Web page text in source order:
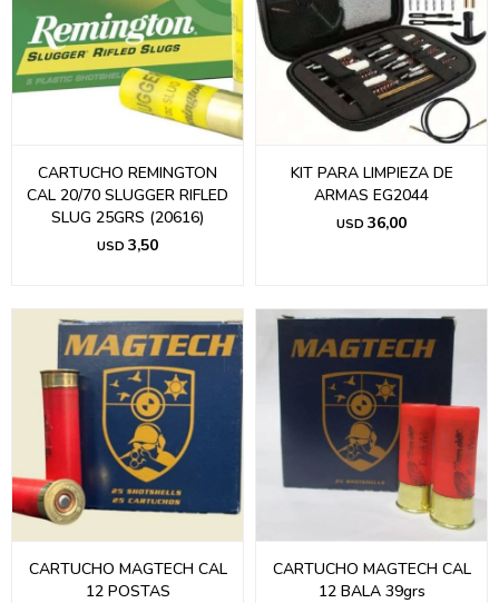
CARTUCHO REMINGTON
CAL 20/70 SLUGGER RIFLED
SLUG 25GRS (20616)
USD 3,50
KIT PARA LIMPIEZA DE
ARMAS EG2044
USD 36,00
CARTUCHO MAGTECH CAL
12 POSTAS
CARTUCHO MAGTECH CAL
12 BALA 39grs